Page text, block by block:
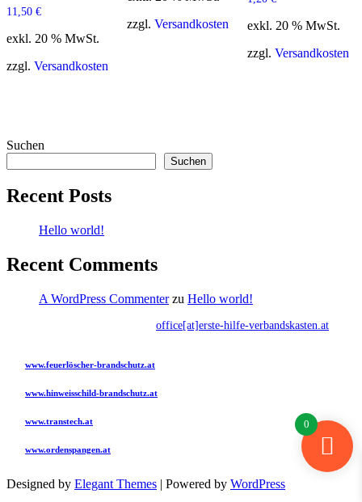
11,50 €
exkl. 20 % MwSt.
zzgl. Versandkosten
zzgl.Versandkosten
exkl. 20 % MwSt.
zzgl.Versandkosten
Suchen
Suchen
Recent Posts
Hello world!
Recent Comments
A WordPress Commenterzu Hello world!
office[at]erste-hilfe-verbandskasten.at
www.feuerlöscher-brandschutz.at
www.hinweisschild-brandschutz.at
www.transtech.at
www.ordenspangen.at
Ordenspangen anfertigen, erweitern und Reparaturen, Miniaturen und Dreiecke
Designed by Elegant Themes | Powered by WordPress
0